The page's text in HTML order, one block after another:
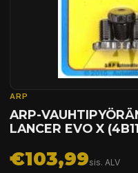
ARP
ARP-
LANCER EVO X
€103,99sis. ALV